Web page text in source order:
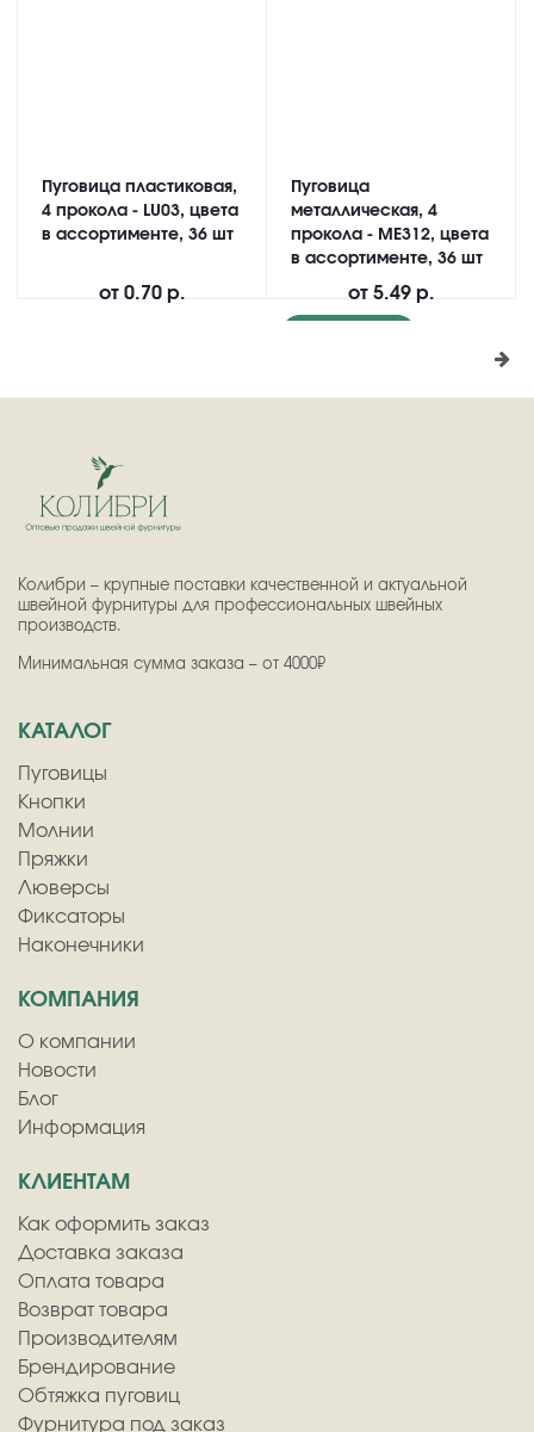
Пуговица пластиковая,
4 прокола - LU03, цвета
в ассортименте, 36 шт
от 0.70 р.
Пуговица
металлическая, 4
прокола - ME312, цвета
в ассортименте, 36 шт
от 5.49 р.
Колибри – крупные поставки качественной и актуальной
швейной фурнитуры для профессиональных швейных
производств.
Минимальная сумма заказа – от 4000₽
КАТАЛОГ
Пуговицы
Кнопки
Молнии
Пряжки
Люверсы
Фиксаторы
Наконечники
КОМПАНИЯ
О компании
Новости
Блог
Информация
КЛИЕНТАМ
Как оформить заказ
Доставка заказа
Оплата товара
Возврат товара
Производителям
Брендирование
Обтяжка пуговиц
Фурнитура под заказ